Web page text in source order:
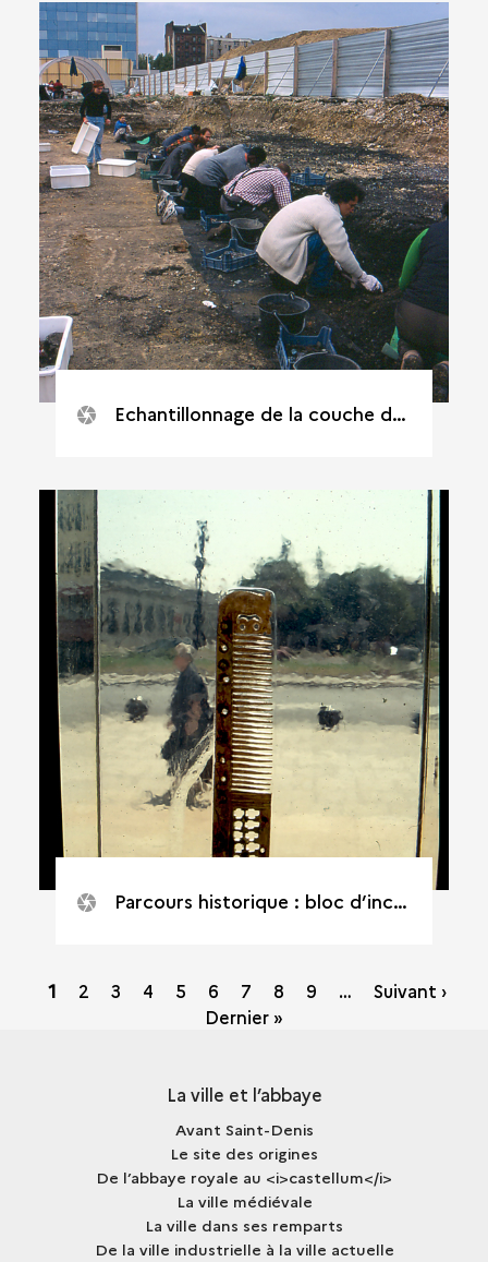
Echantillonnage de la couche de mâchefer
Parcours historique : bloc d’inclusion
Pagination
Page
1 Page
2 Page
3 Page
4 Page
5 Page
6 Page
7 Page
8 Page
9 …
Suivant ›
Dernier »
La ville et l’abbaye
Avant Saint-Denis
Le site des origines
De l’abbaye royale au <i>castellum</i>
La ville médiévale
La ville dans ses remparts
De la ville industrielle à la ville actuelle